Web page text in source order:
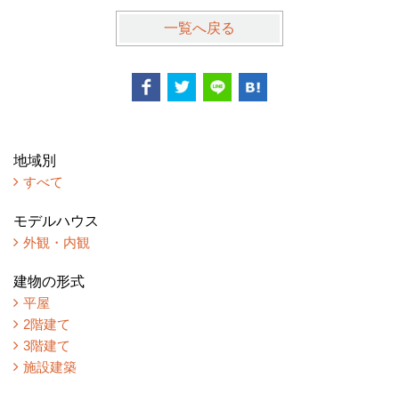
一覧へ戻る
地域別
すべて
モデルハウス
外観・内観
建物の形式
平屋
2階建て
3階建て
施設建築